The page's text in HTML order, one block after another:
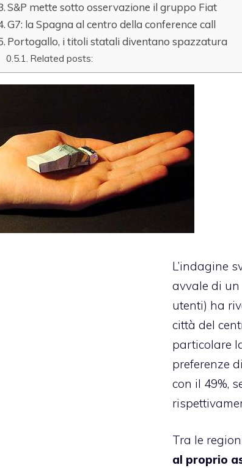
S&P mette sotto osservazione il gruppo Fiat
G7: la Spagna al centro della conference call
Portogallo, i titoli statali diventano spazzatura
Related posts:
L’indagine
avvale di un
utenti) ha
città del
particolare
preferenze
con il 49%,
Tra le
al proprio